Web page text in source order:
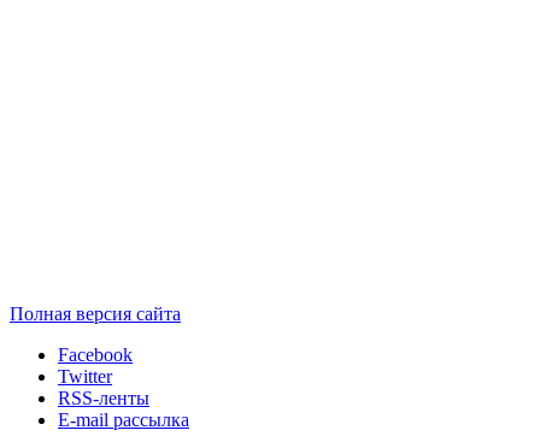
Полная версия сайта
Facebook
Twitter
RSS-ленты
E-mail рассылка